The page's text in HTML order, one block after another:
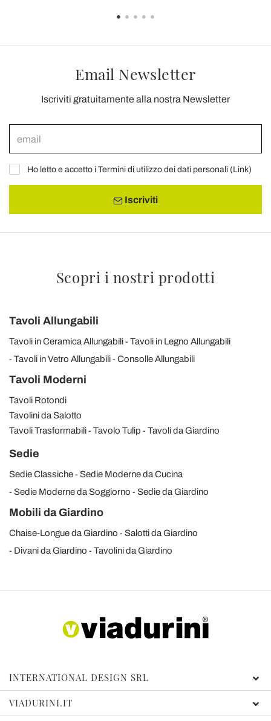
Email Newsletter
Iscriviti gratuitamente alla nostra Newsletter
Ho letto e accetto i Termini di utilizzo dei dati personali (Link)
Iscriviti
Scopri i nostri prodotti
Tavoli Allungabili
Tavoli in Ceramica Allungabili
Tavoli in Legno Allungabili
Tavoli in Vetro Allungabili
Consolle Allungabili
Tavoli Moderni
Tavoli Rotondi
Tavolini da Salotto
Tavoli Trasformabili
Tavolo Tulip Tavoli da Giardino
Sedie
Sedie Classiche
Sedie Moderne da Cucina
Sedie Moderne da Soggiorno
Sedie da Giardino
Mobili da Giardino
Chaise-Longue da Giardino
Salotti da Giardino
Divani da Giardino
Tavolini da Giardino
INTERNATIONAL DESIGN SRL
VIADURINI.IT